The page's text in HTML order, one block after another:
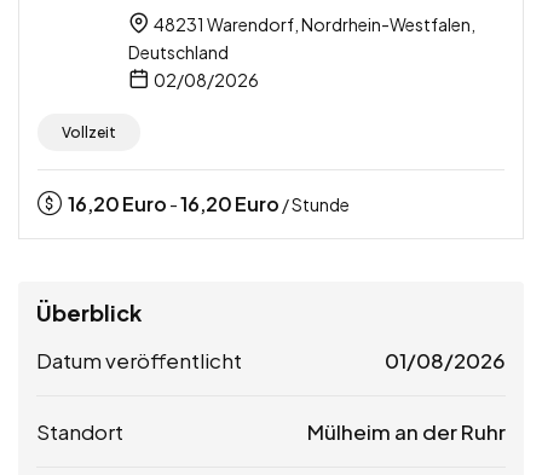
48231 Warendorf, Nordrhein-Westfalen,
Deutschland
02/08/2026
Vollzeit
16,20Euro -16,20Euro / Stunde
Überblick
Datum veröffentlicht 01/08/2026
Standort Mülheim an der Ruhr